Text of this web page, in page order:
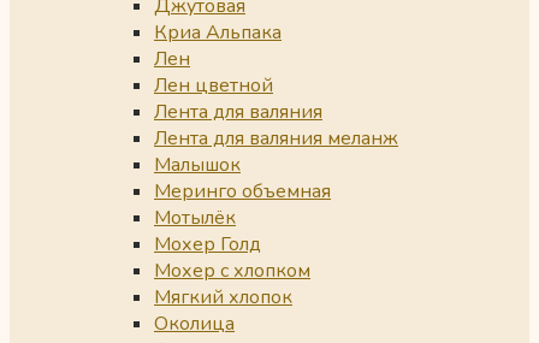
Джутовая
Криа Альпака
Лен
Лен цветной
Лента для валяния
Лента для валяния меланж
Малышок
Меринго объемная
Мотылёк
Мохер Голд
Мохер с хлопком
Мягкий хлопок
Околица